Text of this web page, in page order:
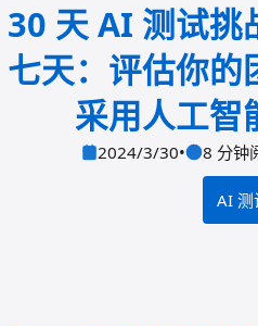
30 天 AI 测试挑
七天：评估你的
采用人工智
2024/3/30• 8 分钟
AI 测